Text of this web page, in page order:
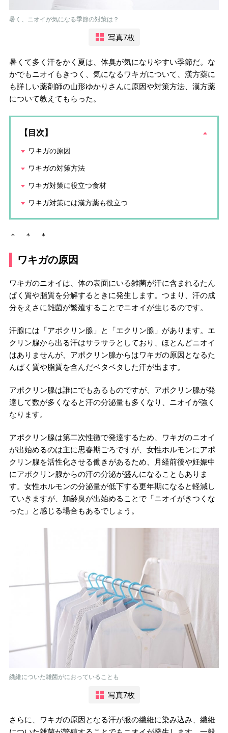
暑く、ニオイが気になる季節の対策は？
写真7枚
暑くて多く汗をかく夏は、体臭が気になりやすい季節だ。な
かでもニオイもきつく、気になるワキガについて、漢方薬に
も詳しい薬剤師の山形ゆかりさんに原因や対策方法、漢方薬
について教えてもらった。
【目次】
ワキガの原因
ワキガの対策方法
ワキガ対策に役立つ食材
ワキガ対策には漢方薬も役立つ
＊ ＊ ＊
ワキガの原因
ワキガのニオイは、体の表面にいる雑菌が汗に含まれるたん
ぱく質や脂質を分解するときに発生します。つまり、汗の成
分をえさに雑菌が繁殖することでニオイが生じるのです。
汗腺には「アポクリン腺」と「エクリン腺」があります。エ
クリン腺から出る汗はサラサラとしており、ほとんどニオイ
はありませんが、アポクリン腺からはワキガの原因となるた
んぱく質や脂質を含んだベタベタした汗が出ます。
アポクリン腺は誰にでもあるものですが、アポクリン腺が発
達して数が多くなると汗の分泌量も多くなり、ニオイが強く
なります。
アポクリン腺は第二次性徴で発達するため、ワキガのニオイ
が出始めるのは主に思春期ごろですが、女性ホルモンにアポ
クリン腺を活性化させる働きがあるため、月経前後や妊娠中
にアポクリン腺からの汗の分泌が盛んになることもありま
す。女性ホルモンの分泌量が低下する更年期になると軽減し
ていきますが、加齢臭が出始めることで「ニオイがきつくな
った」と感じる場合もあるでしょう。
繊維についた雑菌がにおっていることも
写真7枚
さらに、ワキガの原因となる汗が服の繊維に染み込み、繊維